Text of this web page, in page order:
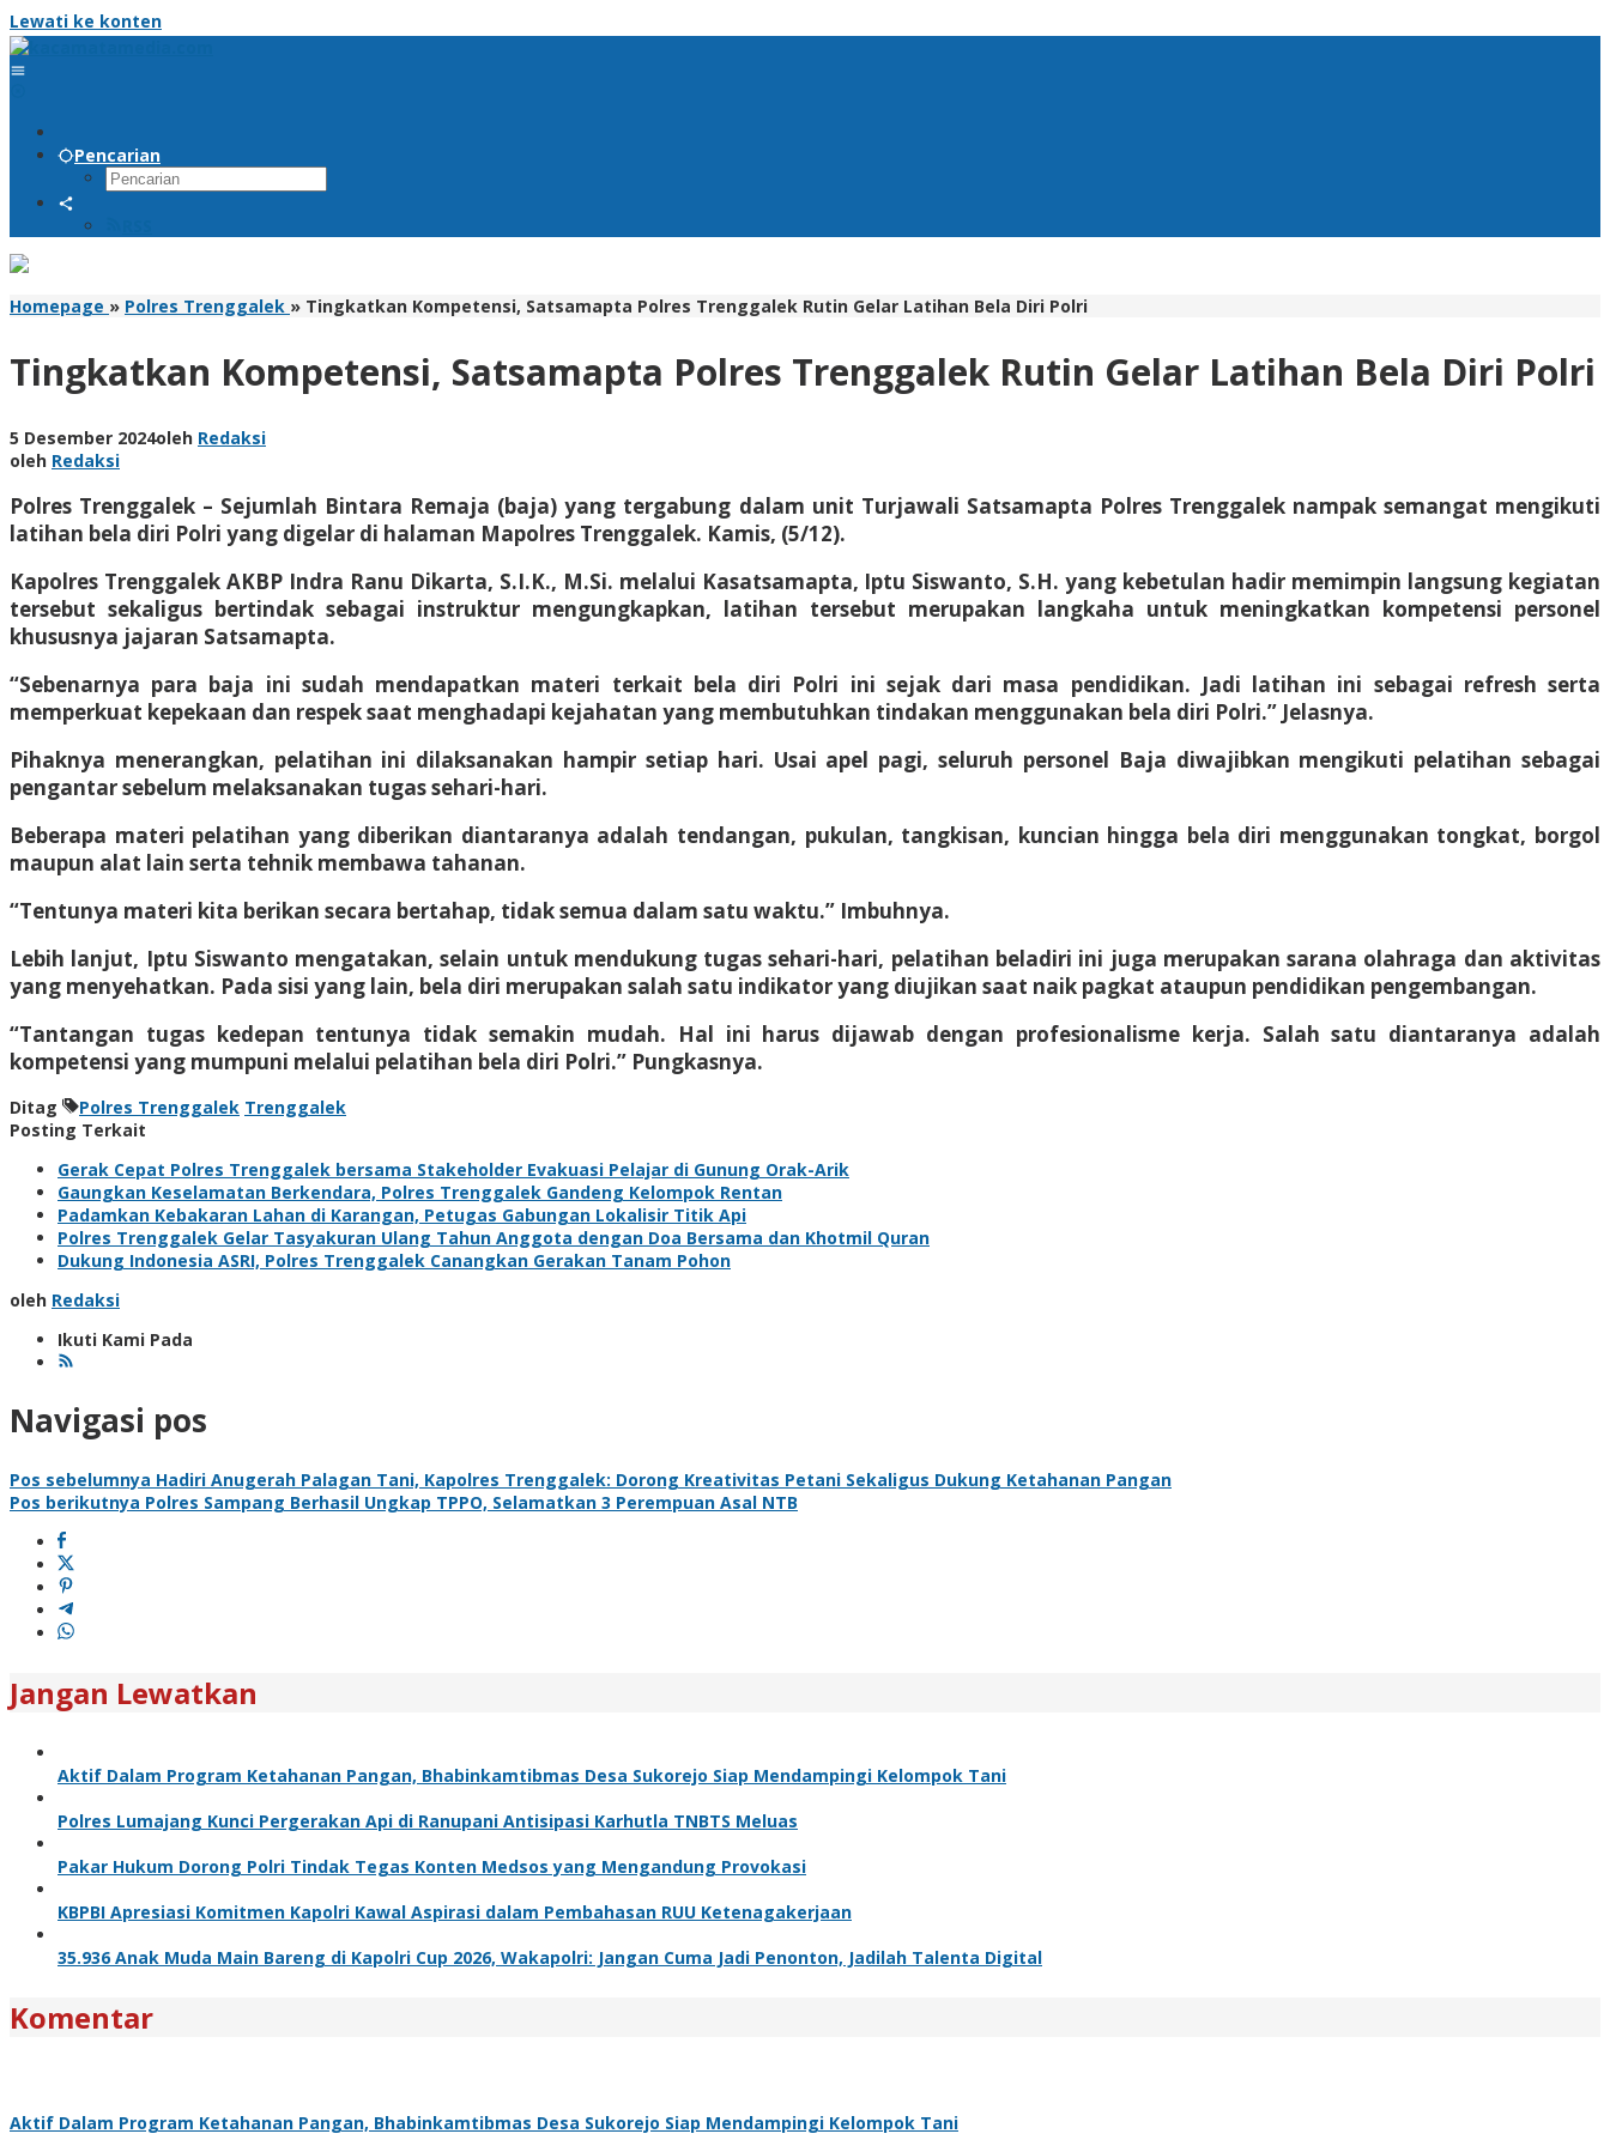
Lewati ke konten
Pencarian
Homepage » Polres Trenggalek » Tingkatkan Kompetensi, Satsamapta Polres Trenggalek Rutin Gelar Latihan Bela Diri Polri
Tingkatkan Kompetensi, Satsamapta Polres Trenggalek Rutin Gelar Latihan Bela Diri Polri
5 Desember 2024oleh Redaksi
oleh Redaksi
Polres Trenggalek – Sejumlah Bintara Remaja (baja) yang tergabung dalam unit Turjawali Satsamapta Polres Trenggalek nampak semangat mengikuti
latihan bela diri Polri yang digelar di halaman Mapolres Trenggalek. Kamis, (5/12).
Kapolres Trenggalek AKBP Indra Ranu Dikarta, S.I.K., M.Si. melalui Kasatsamapta, Iptu Siswanto, S.H. yang kebetulan hadir memimpin langsung kegiatan
tersebut sekaligus bertindak sebagai instruktur mengungkapkan, latihan tersebut merupakan langkaha untuk meningkatkan kompetensi personel
khususnya jajaran Satsamapta.
“Sebenarnya para baja ini sudah mendapatkan materi terkait bela diri Polri ini sejak dari masa pendidikan. Jadi latihan ini sebagai refresh serta
memperkuat kepekaan dan respek saat menghadapi kejahatan yang membutuhkan tindakan menggunakan bela diri Polri.” Jelasnya.
Pihaknya menerangkan, pelatihan ini dilaksanakan hampir setiap hari. Usai apel pagi, seluruh personel Baja diwajibkan mengikuti pelatihan sebagai
pengantar sebelum melaksanakan tugas sehari-hari.
Beberapa materi pelatihan yang diberikan diantaranya adalah tendangan, pukulan, tangkisan, kuncian hingga bela diri menggunakan tongkat, borgol
maupun alat lain serta tehnik membawa tahanan.
“Tentunya materi kita berikan secara bertahap, tidak semua dalam satu waktu.” Imbuhnya.
Lebih lanjut, Iptu Siswanto mengatakan, selain untuk mendukung tugas sehari-hari, pelatihan beladiri ini juga merupakan sarana olahraga dan aktivitas
yang menyehatkan. Pada sisi yang lain, bela diri merupakan salah satu indikator yang diujikan saat naik pagkat ataupun pendidikan pengembangan.
“Tantangan tugas kedepan tentunya tidak semakin mudah. Hal ini harus dijawab dengan profesionalisme kerja. Salah satu diantaranya adalah
kompetensi yang mumpuni melalui pelatihan bela diri Polri.” Pungkasnya.
Ditag Polres Trenggalek Trenggalek
Posting Terkait
Gerak Cepat Polres Trenggalek bersama Stakeholder Evakuasi Pelajar di Gunung Orak-Arik
Gaungkan Keselamatan Berkendara, Polres Trenggalek Gandeng Kelompok Rentan
Padamkan Kebakaran Lahan di Karangan, Petugas Gabungan Lokalisir Titik Api
Polres Trenggalek Gelar Tasyakuran Ulang Tahun Anggota dengan Doa Bersama dan Khotmil Quran
Dukung Indonesia ASRI, Polres Trenggalek Canangkan Gerakan Tanam Pohon
oleh Redaksi
Ikuti Kami Pada
Navigasi pos
Pos sebelumnya Hadiri Anugerah Palagan Tani, Kapolres Trenggalek: Dorong Kreativitas Petani Sekaligus Dukung Ketahanan Pangan
Pos berikutnya Polres Sampang Berhasil Ungkap TPPO, Selamatkan 3 Perempuan Asal NTB
Jangan Lewatkan
Aktif Dalam Program Ketahanan Pangan, Bhabinkamtibmas Desa Sukorejo Siap Mendampingi Kelompok Tani
Polres Lumajang Kunci Pergerakan Api di Ranupani Antisipasi Karhutla TNBTS Meluas
Pakar Hukum Dorong Polri Tindak Tegas Konten Medsos yang Mengandung Provokasi
KBPBI Apresiasi Komitmen Kapolri Kawal Aspirasi dalam Pembahasan RUU Ketenagakerjaan
35.936 Anak Muda Main Bareng di Kapolri Cup 2026, Wakapolri: Jangan Cuma Jadi Penonton, Jadilah Talenta Digital
Komentar
Aktif Dalam Program Ketahanan Pangan, Bhabinkamtibmas Desa Sukorejo Siap Mendampingi Kelompok Tani